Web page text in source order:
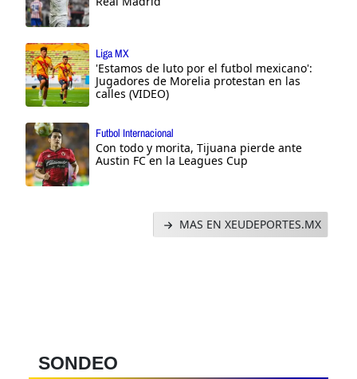
Liga MX
'Estamos de luto por el futbol mexicano':
Jugadores de Morelia protestan en las
calles (VIDEO)
Futbol Internacional
Con todo y morita, Tijuana pierde ante
Austin FC en la Leagues Cup
MAS EN XEUDEPORTES.MX
SONDEO